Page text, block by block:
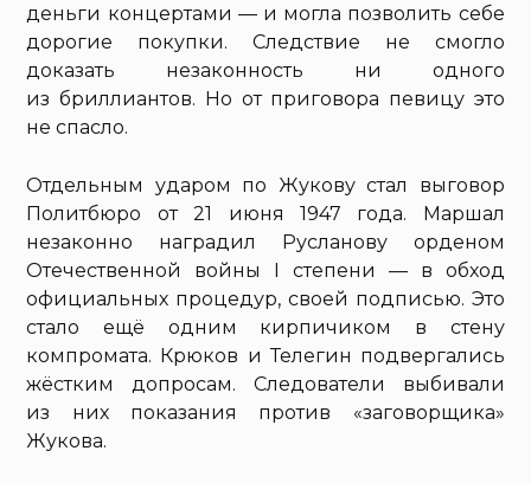
деньги концертами — и могла позволить себе
дорогие покупки. Следствие не смогло
доказать незаконность ни одного
из бриллиантов. Но от приговора певицу это
не спасло.
Отдельным ударом по Жукову стал выговор
Политбюро от 21 июня 1947 года. Маршал
незаконно наградил Русланову орденом
Отечественной войны I степени — в обход
официальных процедур, своей подписью. Это
стало ещё одним кирпичиком в стену
компромата. Крюков и Телегин подвергались
жёстким допросам. Следователи выбивали
из них показания против «заговорщика»
Жукова.